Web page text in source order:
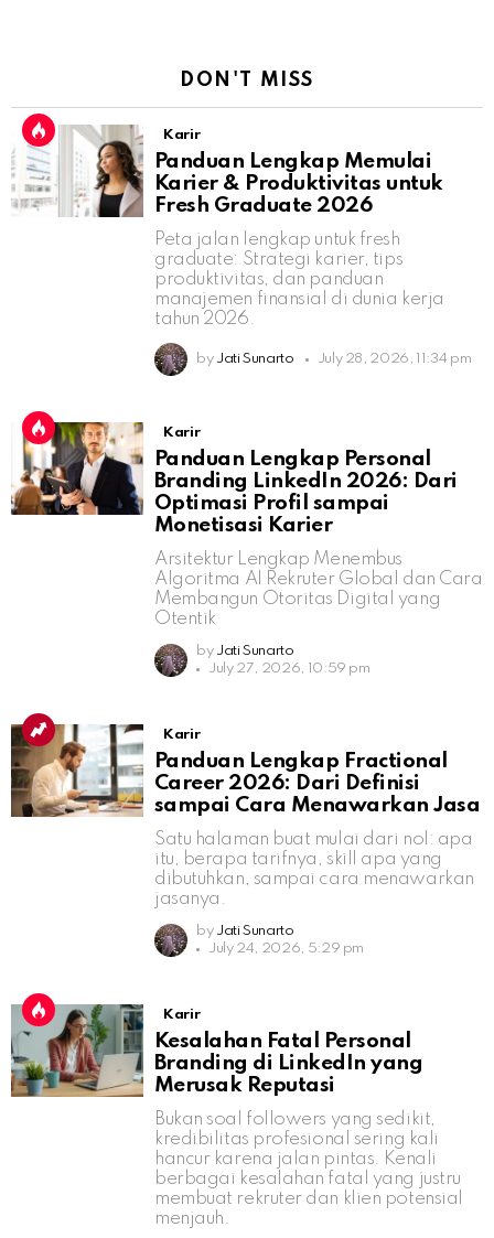
DON'T MISS
Karir
Panduan Lengkap Memulai
Karier & Produktivitas untuk
Fresh Graduate 2026
Peta jalan lengkap untuk fresh
graduate: Strategi karier, tips
produktivitas, dan panduan
manajemen finansial di dunia kerja
tahun 2026.
by Jati Sunarto July 28, 2026, 11:34 pm
Karir
Panduan Lengkap Personal
Branding LinkedIn 2026: Dari
Optimasi Profil sampai
Monetisasi Karier
Arsitektur Lengkap Menembus
Algoritma AI Rekruter Global dan Cara
Membangun Otoritas Digital yang
Otentik
by Jati Sunarto
July 27, 2026, 10:59 pm
Karir
Panduan Lengkap Fractional
Career 2026: Dari Definisi
sampai Cara Menawarkan Jasa
Satu halaman buat mulai dari nol: apa
itu, berapa tarifnya, skill apa yang
dibutuhkan, sampai cara menawarkan
jasanya.
by Jati Sunarto
July 24, 2026, 5:29 pm
Karir
Kesalahan Fatal Personal
Branding di LinkedIn yang
Merusak Reputasi
Bukan soal followers yang sedikit,
kredibilitas profesional sering kali
hancur karena jalan pintas. Kenali
berbagai kesalahan fatal yang justru
membuat rekruter dan klien potensial
menjauh.